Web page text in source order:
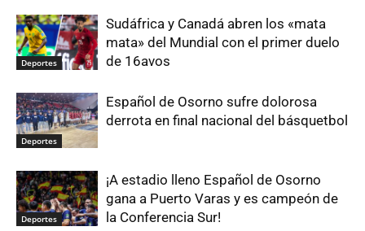
Deportes
Sudáfrica y Canadá abren los «mata
mata» del Mundial con el primer duelo
de 16avos
Deportes
Español de Osorno sufre dolorosa
derrota en final nacional del básquetbol
Deportes
¡A estadio lleno Español de Osorno
gana a Puerto Varas y es campeón de
la Conferencia Sur!